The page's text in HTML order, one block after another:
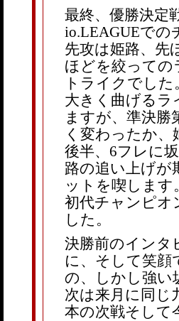
最終、優勝決定
io.LEAGUEでの
先攻は姫路、先
ほどを絞っての
トライクでし
大きく曲げる
ますが、準決
く変わったか
後半、6フレに
路の追い上げが
ットを喫します
初代チャンピオ
した。
決勝前のインタ
に、そして笑顔
の、しかし強い
次は来月に同じ
本の次戦そして